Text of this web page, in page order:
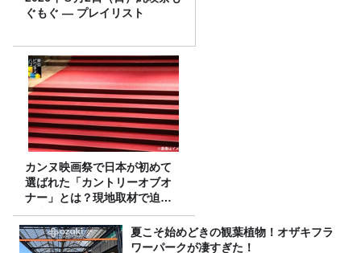
ぐもぐ ― プレイリスト
カンヌ映画祭で日本が初めて
選ばれた「カントリーオブオ
ナー」とは？現地取材で迫る
選出の意味
夏こそ始めどきの観葉植物！オザキフラ
ワーパークが凄すぎた！